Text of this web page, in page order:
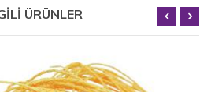
ÜRÜNLER